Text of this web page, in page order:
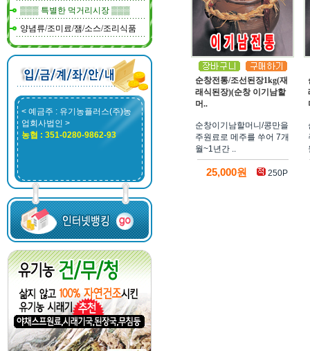
▒▒▒ 특별한 먹거리시장 ▒▒▒
양념류/조미료/잼/소스/조리식품
< 예금주 : 유기농플러스(주)농
업회사법인 >
농협 : 351-0280-9862-93
순창전통/조선된장1kg(재
래식된장)(순창 이기남할
머..
순창이기남할머니/콩만을
주원료로 메주를 쑤어 7개
월~1년간 ..
25,000원 250P